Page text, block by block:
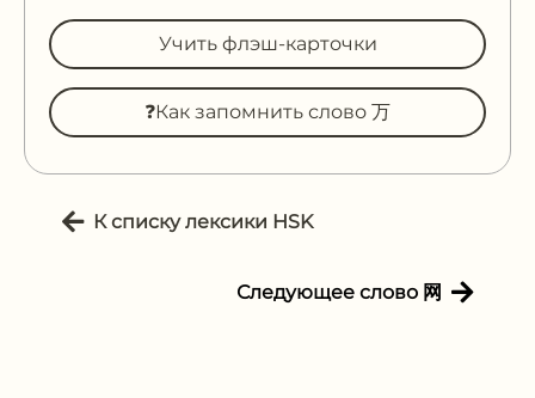
Учить флэш-карточки
❓Как запомнить слово 万
К списку лексики HSK
Следующее слово 网